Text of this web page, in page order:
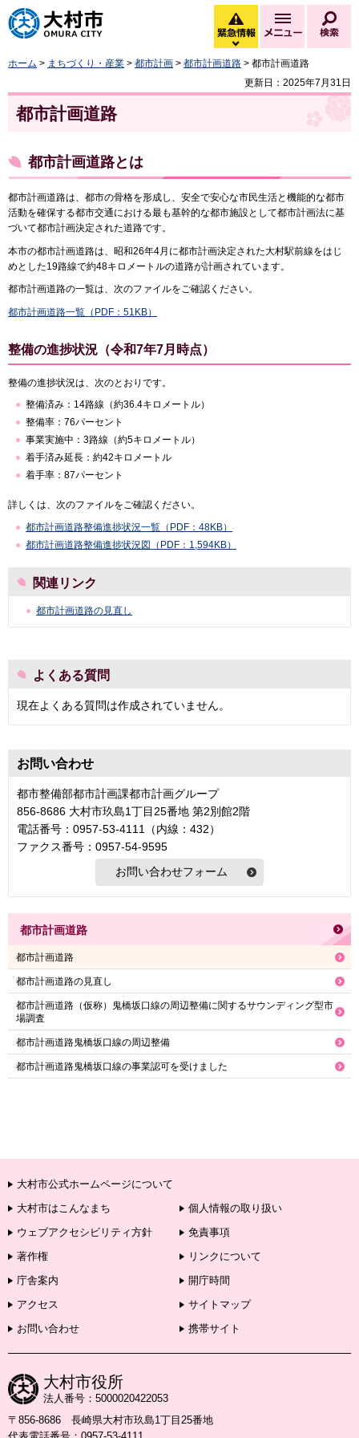
大村市
緊急情報
緊急情報を開く
メニュー
ホーム > まちづくり・産業 > 都市計画 > 都市計画道路 > 都市計画道路
更新日：2025年7月31日
都市計画道路
都市計画道路とは
都市計画道路は、都市の骨格を形成し、安全で安心な市民生活と機能的な都市
活動を確保する都市交通における最も基幹的な都市施設として都市計画法に基
づいて都市計画決定された道路です。
本市の都市計画道路は、昭和26年4月に都市計画決定された大村駅前線をはじ
めとした19路線で約48キロメートルの道路が計画されています。
都市計画道路の一覧は、次のファイルをご確認ください。
都市計画道路一覧（PDF：51KB）
整備の進捗状況（令和7年7月時点）
整備の進捗状況は、次のとおりです。
整備済み：14路線（約36.4キロメートル）
整備率：76パーセント
事業実施中：3路線（約5キロメートル）
着手済み延長：約42キロメートル
着手率：87パーセント
詳しくは、次のファイルをご確認ください。
都市計画道路整備進捗状況一覧（PDF：48KB）
都市計画道路整備進捗状況図（PDF：1,594KB）
関連リンク
都市計画道路の見直し
よくある質問
現在よくある質問は作成されていません。
お問い合わせ
都市整備部都市計画課都市計画グループ
856-8686 大村市玖島1丁目25番地 第2別館2階
電話番号：0957-53-4111（内線：432）
ファクス番号：0957-54-9595
都市計画道路
都市計画道路
都市計画道路の見直し
都市計画道路（仮称）鬼橋坂口線の周辺整備に関するサウンディング型市
場調査
都市計画道路鬼橋坂口線の周辺整備
都市計画道路鬼橋坂口線の事業認可を受けました
大村市公式ホームページについて
大村市はこんなまち
個人情報の取り扱い
ウェブアクセシビリティ方針
免責事項
著作権
リンクについて
庁舎案内
開庁時間
アクセス
サイトマップ
お問い合わせ
携帯サイト
大村市役所
法人番号：5000020422053
〒856-8686 長崎県大村市玖島1丁目25番地